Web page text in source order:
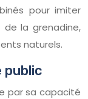
pour imiter
la grenadine,
naturels.
public
par sa capacité